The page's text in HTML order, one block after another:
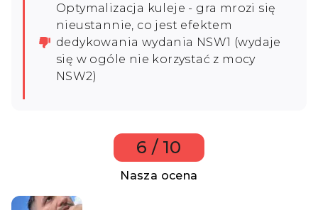
Optymalizacja kuleje - gra mrozi się
nieustannie, co jest efektem
dedykowania wydania NSW1 (wydaje
się w ogóle nie korzystać z mocy
NSW2)
6 / 10
Nasza ocena